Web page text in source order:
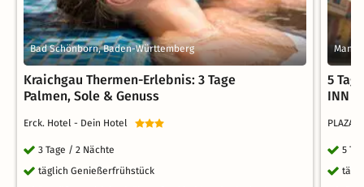
Bad Schönborn, Baden-Württemberg
Kraichgau Thermen-Erlebnis: 3 Tage
Palmen, Sole & Genuss
Erck. Hotel - Dein Hotel
3 Tage / 2 Nächte
täglich Genießerfrühstück
5
INN
PLAZA
5